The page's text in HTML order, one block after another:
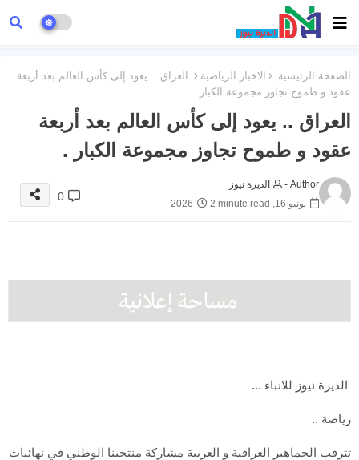
الصفحة الرئيسية الاخبار الرياضية
العراق .. يعود إلى كأس العالم بعد أربعة
عقود و طموح تجاوز مجموعة الكبار .
العراق .. يعود إلى كأس العالم بعد أربعة
عقود و طموح تجاوز مجموعة الكبار .
Author -
الديرة نيوز
يونيو 16, 2026
2 minute read
0
الديرة نيوز للانباء ...
رياضة ..
تترقب الجماهير العراقية و العربية مشاركة منتخبنا الوطني في نهائيات